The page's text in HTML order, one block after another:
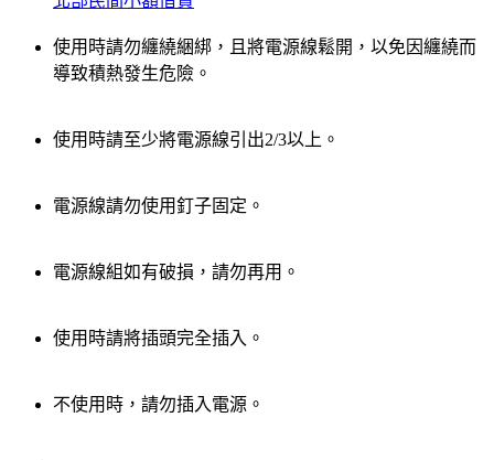
使用時請勿纏繞綑綁，且將電源線鬆開，以免因纏繞而
導致積熱發生危險。
使用時請至少將電源線引出2/3以上。
電源線請勿使用釘子固定。
電源線組如有破損，請勿再用。
使用時請將插頭完全插入。
不使用時，請勿插入電源。